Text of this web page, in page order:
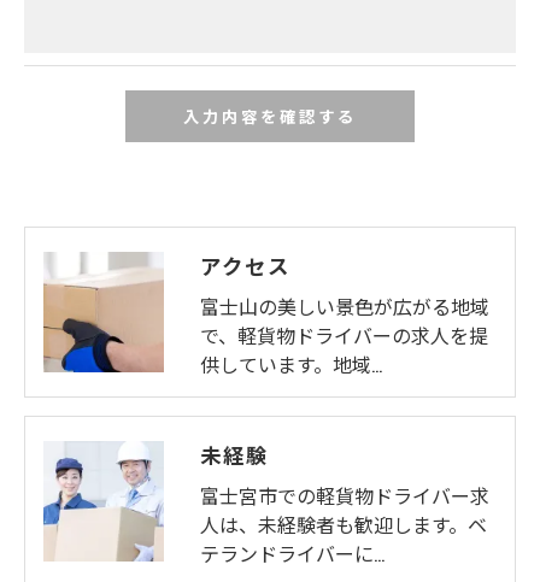
アクセス
富士山の美しい景色が広がる地域
で、軽貨物ドライバーの求人を提
供しています。地域…
未経験
富士宮市での軽貨物ドライバー求
人は、未経験者も歓迎します。ベ
テランドライバーに…